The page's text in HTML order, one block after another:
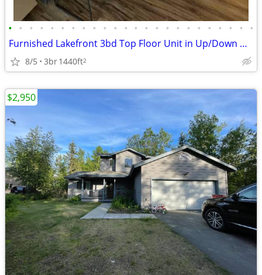
• • • • • • • • • • • • • • • • • • • • • • • •
Furnished Lakefront 3bd Top Floor Unit in Up/Down Duplex
8/5 3br1440ft2
$2,950